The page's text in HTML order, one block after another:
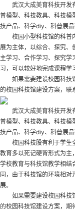
武汉大成美育科技开发
普模型、科技教具、科技模
技产品、科学diy、科普展
校园小型科技馆的科普
展为主体，以综合、探究、
主学习、合作学习、探究
习，可以较好地完成课程学
如果需要建设校园科技
的校园科技馆建设方案，联
武汉大成美育科技开发
普模型、科技教具、科技模
技产品、科学diy、科普展
校园科技股有利于学生
教育多以死记硬背形式为主
学校教育与科技馆教学相结
同，由于科技馆的环境相
展。
如果需要建设校园科技
的校园科技馆建设方案，期